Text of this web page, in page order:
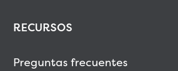
RECURSOS
Preguntas frecuentes